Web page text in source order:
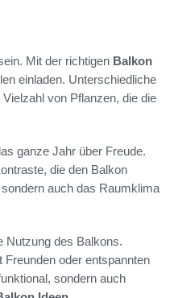
Mit der richtigen Balkon
einladen. Unterschiedliche
von Pflanzen, die die
ganze Jahr über Freude.
die den Balkon
auch das Raumklima
Nutzung des Balkons.
oder entspannten
sondern auch